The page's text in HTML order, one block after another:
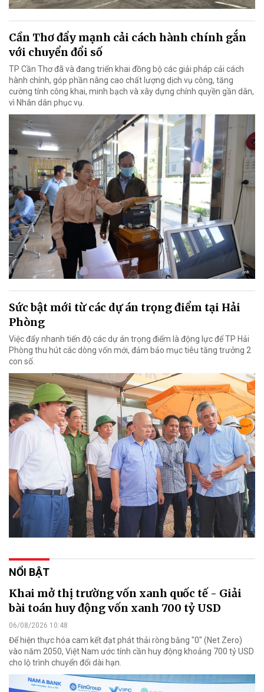
Cần Thơ đẩy mạnh cải cách hành chính gắn
với chuyển đổi số
TP Cần Thơ đã và đang triển khai đồng bộ các giải pháp cải cách
hành chính, góp phần nâng cao chất lượng dịch vụ công, tăng
cường tính công khai, minh bạch và xây dựng chính quyền gần dân,
vì Nhân dân phục vụ.
Sức bật mới từ các dự án trọng điểm tại Hải
Phòng
Việc đẩy nhanh tiến độ các dự án trọng điểm là động lực để TP Hải
Phòng thu hút các dòng vốn mới, đảm bảo mục tiêu tăng trưởng 2
con số.
NỔI BẬT
Khai mở thị trường vốn xanh quốc tế - Giải
bài toán huy động vốn xanh 700 tỷ USD
06/08/2026 10:48
Để hiện thực hóa cam kết đạt phát thải ròng bằng "0" (Net Zero)
vào năm 2050, Việt Nam ước tính cần huy động khoảng 700 tỷ USD
cho lộ trình chuyển đổi dài hạn.